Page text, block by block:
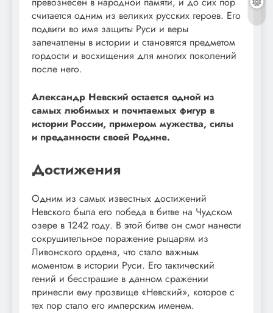
считается одним из великих русских героев. Его
подвиги во имя защиты Руси и веры
запечатлены в истории и становятся предметом
гордости и восхищения для многих поколений
после него.
Александр Невский остается одной из
самых любимых и почитаемых фигур в
истории России, примером мужества, силы
и преданности своей Родине.
Достижения
Одним из самых известных достижений
Невского была его победа в битве на Чудском
озере в 1242 году. В этой битве он смог нанести
сокрушительное поражение рыцарям из
Ливонского ордена, что стало важным
моментом в истории Руси. Его тактический
гений и бесстрашие в данном сражении
принесли ему прозвище «Невский», которое с
тех пор стало его имперским именем.